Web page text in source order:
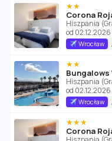
★★
Corona
Hiszpania
od 02.12.2026
Wrocław
★★
Bungalows
Hiszpania
od 02.12.2026
Wrocław
★★★
Corona